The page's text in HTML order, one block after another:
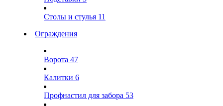
Столы и стулья 11
Ограждения
Ворота 47
Калитки 6
Профнастил для забора 53